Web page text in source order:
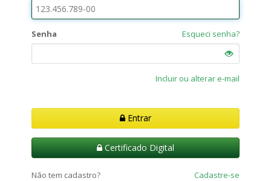
Senha Esqueci senha?
Incluir ou alterar e-mail
Entrar
Certificado Digital
Não tem cadastro? Cadastre-se